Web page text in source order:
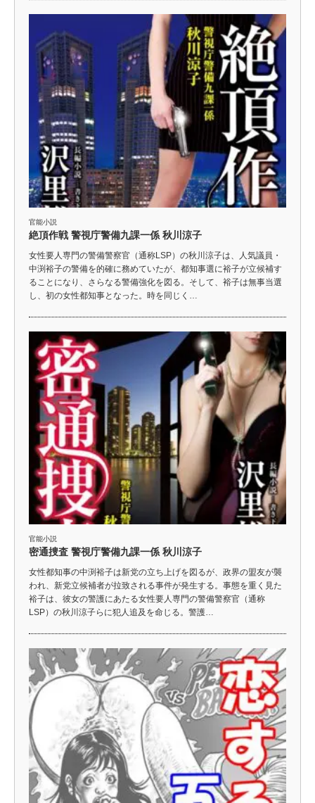
官能小説
絶頂作戦 警視庁警備九課一係 秋川涼子
女性要人専門の警備警察官（通称LSP）の秋川涼子は、人気議員・
中渕裕子の警備を的確に務めていたが、都知事選に裕子が立候補す
ることになり、さらなる警備強化を図る。そして、裕子は無事当選
し、初の女性都知事となった。時を同じく…
官能小説
密通捜査 警視庁警備九課一係 秋川涼子
女性都知事の中渕裕子は新党の立ち上げを図るが、政界の盟友が襲
われ、新党立候補者が拉致される事件が発生する。事態を重く見た
裕子は、彼女の警護にあたる女性要人専門の警備警察官（通称
LSP）の秋川涼子らに犯人追及を命じる。警護…